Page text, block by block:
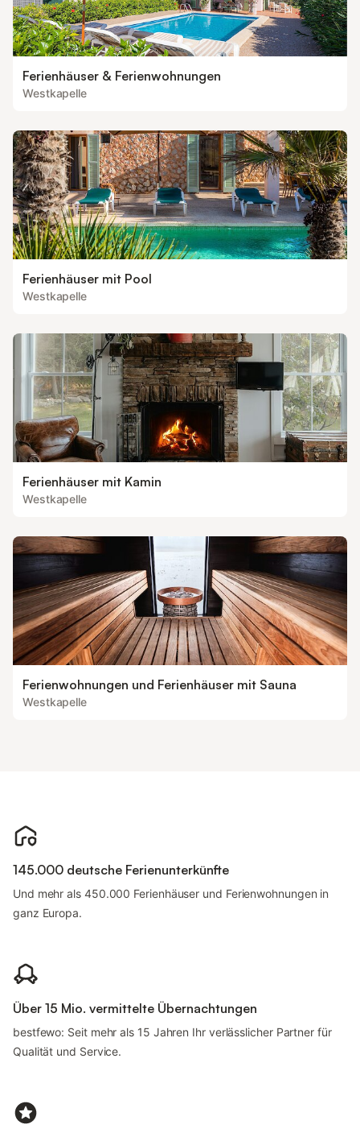
Ferienhäuser & Ferienwohnungen
Westkapelle
Ferienhäuser mit Pool
Westkapelle
Ferienhäuser mit Kamin
Westkapelle
Ferienwohnungen und Ferienhäuser mit Sauna
Westkapelle
145.000 deutsche Ferienunterkünfte
Und mehr als 450.000 Ferienhäuser und Ferienwohnungen in
ganz Europa.
Über 15 Mio. vermittelte Übernachtungen
bestfewo: Seit mehr als 15 Jahren Ihr verlässlicher Partner für
Qualität und Service.